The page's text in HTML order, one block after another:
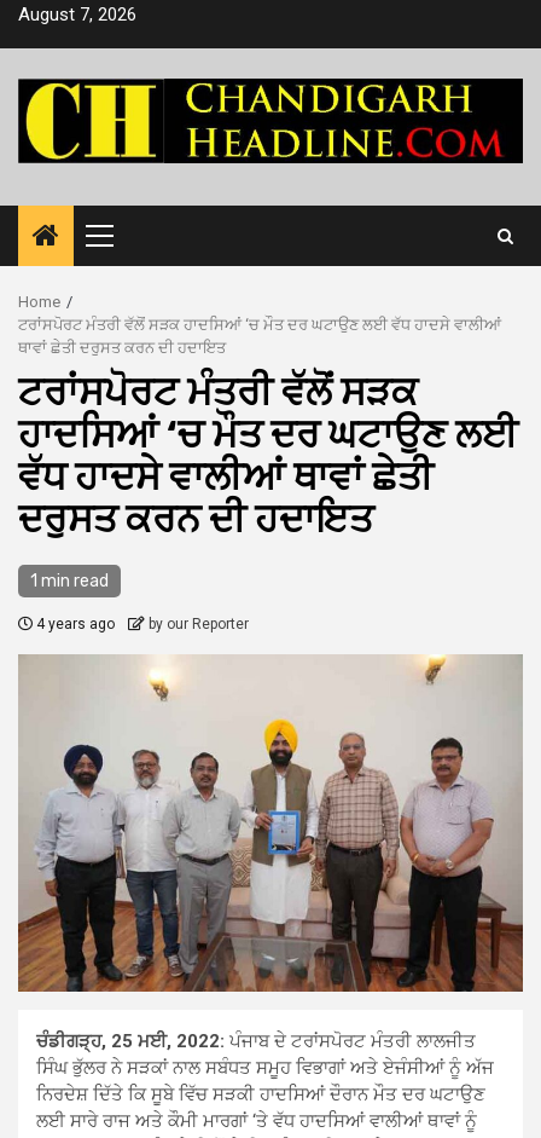
SkipAugust 7, 2026
Primary
Menu
Home
ਟਰਾਂਸਪੋਰਟ ਮੰਤਰੀ ਵੱਲੋਂ ਸੜਕ ਹਾਦਸਿਆਂ ‘ਚ ਮੌਤ ਦਰ ਘਟਾਉਣ ਲਈ ਵੱਧ ਹਾਦਸੇ ਵਾਲੀਆਂ
ਥਾਵਾਂ ਛੇਤੀ ਦਰੁਸਤ ਕਰਨ ਦੀ ਹਦਾਇਤ
ਟਰਾਂਸਪੋਰਟ ਮੰਤਰੀ ਵੱਲੋਂ ਸੜਕ
ਹਾਦਸਿਆਂ ‘ਚ ਮੌਤ ਦਰ ਘਟਾਉਣ ਲਈ
ਵੱਧ ਹਾਦਸੇ ਵਾਲੀਆਂ ਥਾਵਾਂ ਛੇਤੀ
ਦਰੁਸਤ ਕਰਨ ਦੀ ਹਦਾਇਤ
1 min read
4 years ago by our Reporter
ਚੰਡੀਗੜ੍ਹ, 25 ਮਈ, 2022: ਪੰਜਾਬ ਦੇ ਟਰਾਂਸਪੋਰਟ ਮੰਤਰੀ ਲਾਲਜੀਤ
ਸਿੰਘ ਭੁੱਲਰ ਨੇ ਸੜਕਾਂ ਨਾਲ ਸਬੰਧਤ ਸਮੂਹ ਵਿਭਾਗਾਂ ਅਤੇ ਏਜੰਸੀਆਂ ਨੂੰ ਅੱਜ
ਨਿਰਦੇਸ਼ ਦਿੱਤੇ ਕਿ ਸੂਬੇ ਵਿੱਚ ਸੜਕੀ ਹਾਦਸਿਆਂ ਦੌਰਾਨ ਮੌਤ ਦਰ ਘਟਾਉਣ
ਲਈ ਸਾਰੇ ਰਾਜ ਅਤੇ ਕੌਮੀ ਮਾਰਗਾਂ ‘ਤੇ ਵੱਧ ਹਾਦਸਿਆਂ ਵਾਲੀਆਂ ਥਾਵਾਂ ਨੂੰ